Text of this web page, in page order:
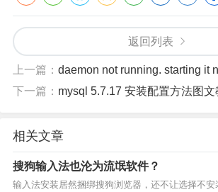
返回列表
上一篇： daemon not running. starting it now
下一篇： mysql 5.7.17 安装配置方法图文
相关文章
搜狗输入法也沦为流氓软件？
输入法安装居然捆绑搜狗浏览器，还不让选择不